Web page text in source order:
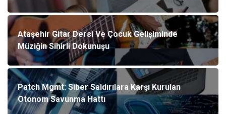
Ataşehir Gitar Dersi Ve Çocuk Gelişiminde
Müziğin Sihirli Dokunuşu
Patch Mgmt: Siber Saldırılara Karşı Kurulan
Otonom Savunma Hattı